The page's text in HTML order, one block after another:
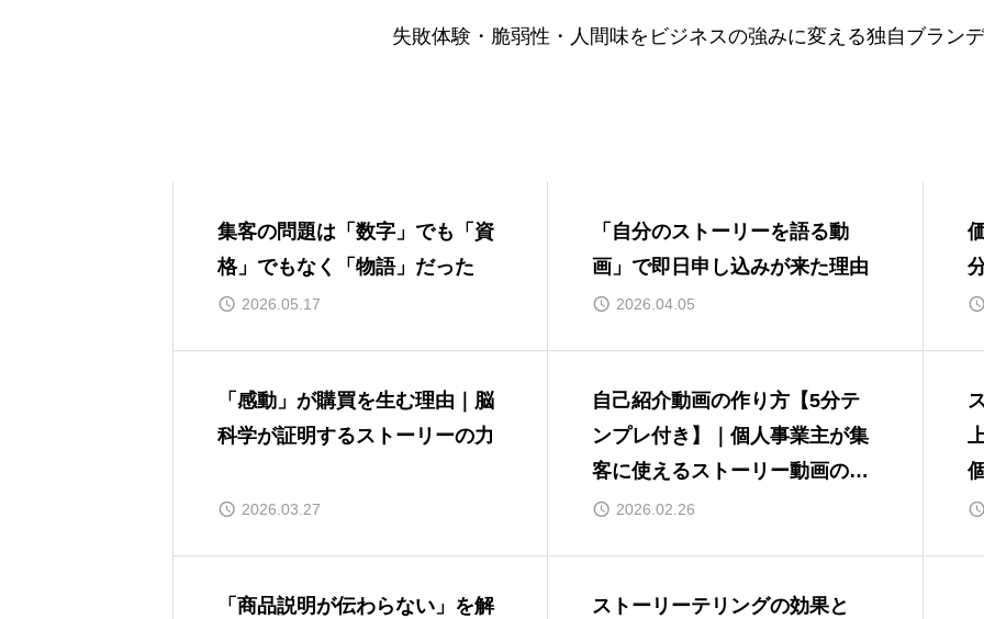
失敗体験・脆弱性・人間味をビジネスの強みに変える独自ブラン
集客の問題は「数字」でも「資
格」でもなく「物語」だった
2026.05.17
「自分のストーリーを語る動
画」で即日申し込みが来た理由
2026.04.05
「感動」が購買を生む理由｜脳
科学が証明するストーリーの力
2026.03.27
自己紹介動画の作り方【5分テ
ンプレ付き】｜個人事業主が集
客に使えるストーリー動画の構
成例2026.02.26
「商品説明が伝わらない」を解
ストーリーテリングの効果と